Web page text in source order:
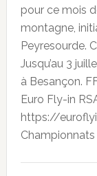
pour ce mois
montagne,
Peyresourde.
Jusqu’au 3
à Besançon.
Euro Fly-in
https://